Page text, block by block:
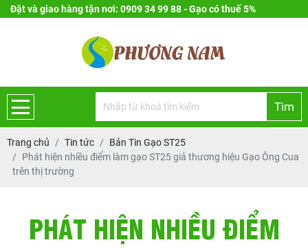
Đặt và giao hàng tận nơi: 0909 34 99 88 - Gạo có thuế 5%
Tìm
Trang chủ Tin tức
Bản Tin Gạo ST25
Phát hiện nhiều điểm làm gạo ST25 giả thương hiệu Gạo Ông Cua
trên thị trường
PHÁT HIỆN NHIỀU ĐIỂM